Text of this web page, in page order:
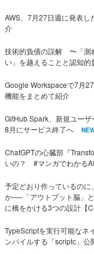
AWS、7月27日週に発表し
介
技術的負債の誤解 〜「測
い」を越えることと認知的
Google Workspaceで7月
機能をまとめて紹介
GitHub Spark、新規ユーザ
8月にサービス終了へ
ChatGPTの心臓部『
いの？ #マンガでわかる
予定どおり作っているの
か──「アウトプット脳」
に橋をかける3つの設計【
TypeScriptを実行可能なネ
ンパイルする「scriptc」公